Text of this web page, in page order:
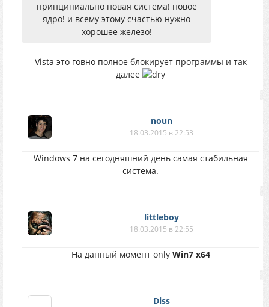
принципиально новая система! новое
ядро! и всему этому счастью нужно
хорошее железо!
Vista это говно полное блокирует программы и так
далее
noun
18.03.2015 в 22:53
Windows 7 на сегодняшний день самая стабильная
система.
littleboy
18.03.2015 в 22:55
На данный момент only Win7 x64
Diss